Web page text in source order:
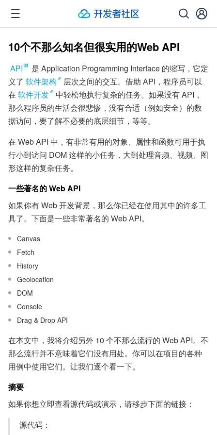
10个不那么知名但很实用的Web API
API
是 Application Programming Interface 的缩写，它定
义了 软件架构
层次之间的交互。借助 API，程序员可以
在 软件开发
中轻松地执行复杂的任务。如果没有 API，
那么程序员的生活会很悲惨，没有合适（例如安全）的数
据访问，要了解不必要的底层细节，等等。
在 Web API 中，有非常有用的对象、属性和函数可用于执
行小到访问 DOM 这样的小任务，大到处理音频、视频、图
形这样的复杂任务。
一些著名的 Web API
如果你有 Web 开发背景，那么你已经在使用其中的许多工
具了。下面是一些非常著名的 Web API。
Canvas
Fetch
History
Geolocation
DOM
Console
Drag & Drop API
在本文中，我将介绍另外 10 个不那么流行的 Web API。不
那么流行并不意味着它们没有用处。你可以在项目的各种
用例中使用它们。让我们逐个看一下。
摘要
如果你想立即查看源代码或演示，请移步下面的链接：